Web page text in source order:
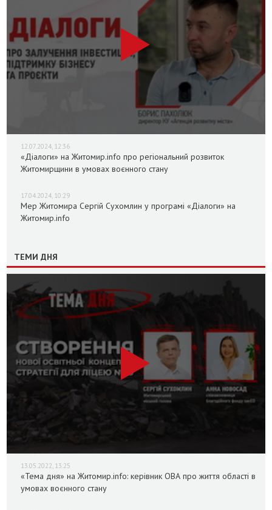
12.07.2024, 12:36
«Діалоги» на Житомир.info про регіональний розвиток
Житомирщини в умовах воєнного стану
17.04.2024, 10:29
Мер Житомира Сергій Сухомлин у програмі «Діалоги» на
Житомир.info
ТЕМИ ДНЯ
13.05.2022, 13:25
«Тема дня» на Житомир.info: керівник ОВА про життя області в
умовах воєнного стану